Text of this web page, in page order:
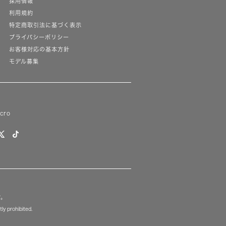
利用規約
特定商取引法に基づく表示
プライバシーポリシー
お客様対応の基本方針
モデル募集
prohibited.